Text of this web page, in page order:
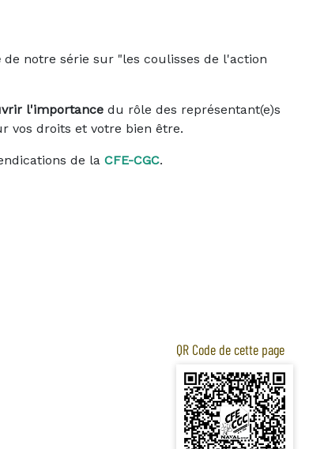
de notre série sur "les coulisses de l'action
l'importance du rôle des représentant(e)s
vos droits et votre bien être.
de la CFE-CGC.
QR Code de cette page